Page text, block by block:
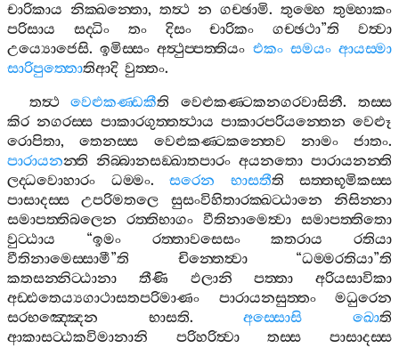
චාරිකාය නික‍්ඛන‍්තො, තත්‍ථ න ගච‍්ඡාමි. තුම‍්හෙ තුම‍්හාකං
පරිසාය
සද‍්ධිං තං දිසං චාරිකං ගච‍්ඡථා”ති
වත්‍වා
උය්‍යොජෙසි.ඉමිස‍්සං අත්‍ථුප‍්පත‍්තියං එකං සමයං ආයස‍්මා
සාරිපුත‍්තොතිආදි වුත‍්තං.
තත්‍ථ
වෙළුකණ‍්ඩකීති වෙළුකණ‍්ටකනගරවාසිනී.තස‍්ස
කිර නගරස‍්ස පාකාරගුත‍්තත්‍ථාය පාකාරපරියන‍්තෙන වෙළූ
රොපිතා,තෙනස‍්ස වෙළුකණ‍්ටකන‍්තෙව නාමං ජාතං.
පාරායනන‍්ති නිබ‍්බානසඞ‍්ඛාතපාරං අයනතො පාරායනන‍්ති
ලද‍්ධවොහාරං
ධම‍්මං. සරෙන භාසතීති
සත‍්තභූමිකස‍්ස
පාසාදස‍්ස
උපරිමතලෙ සුසංවිහිතාරක‍්ඛට‍්ඨානෙ
නිසින‍්නා
සමාපත‍්තිබලෙන
රත‍්තිභාගං වීතිනාමෙත්‍වා සමාපත‍්තිතො
වුට‍්ඨාය “ඉමං රත‍්තාවසෙසං කතරාය
රතියා
වීතිනාමෙස‍්සාමී”ති චින‍්තෙත්‍වා“ධම‍්මරතියා”ති
කතසන‍්නිට‍්ඨානා
තීණි ඵලානි පත‍්තා
අරියසාවිකා
අඩ‍්ඪතෙය්‍යගාථාසතපරිමාණං
පාරායනසුත‍්තං
මධුරෙන
සරභඤ‍්ඤෙන
භාසති.අස‍්සොසි ඛොති
ආකාසට‍්ඨකවිමානානි
පරිහරිත්‍වා තස‍්ස
පාසාදස‍්ස